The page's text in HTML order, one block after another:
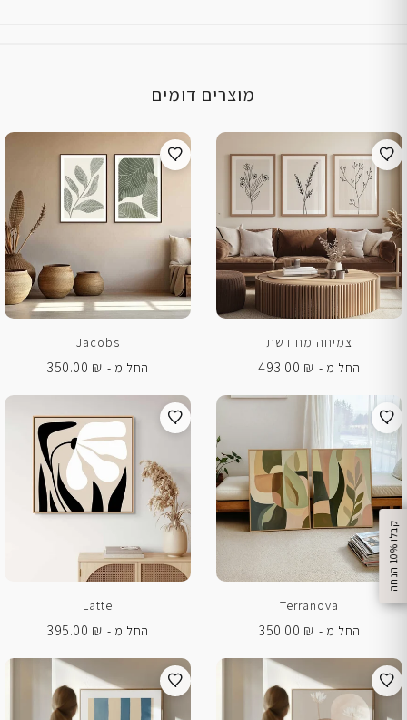
ק
ב
ל
ו
1
0
%
ה
נ
ח
ה
מוצרים דומים
צמיחה מחודשת
החל מ -
493.00 ₪
Jacobs
החל מ -
350.00 ₪
Terranova
החל מ -
350.00 ₪
Latte
החל מ -
395.00 ₪